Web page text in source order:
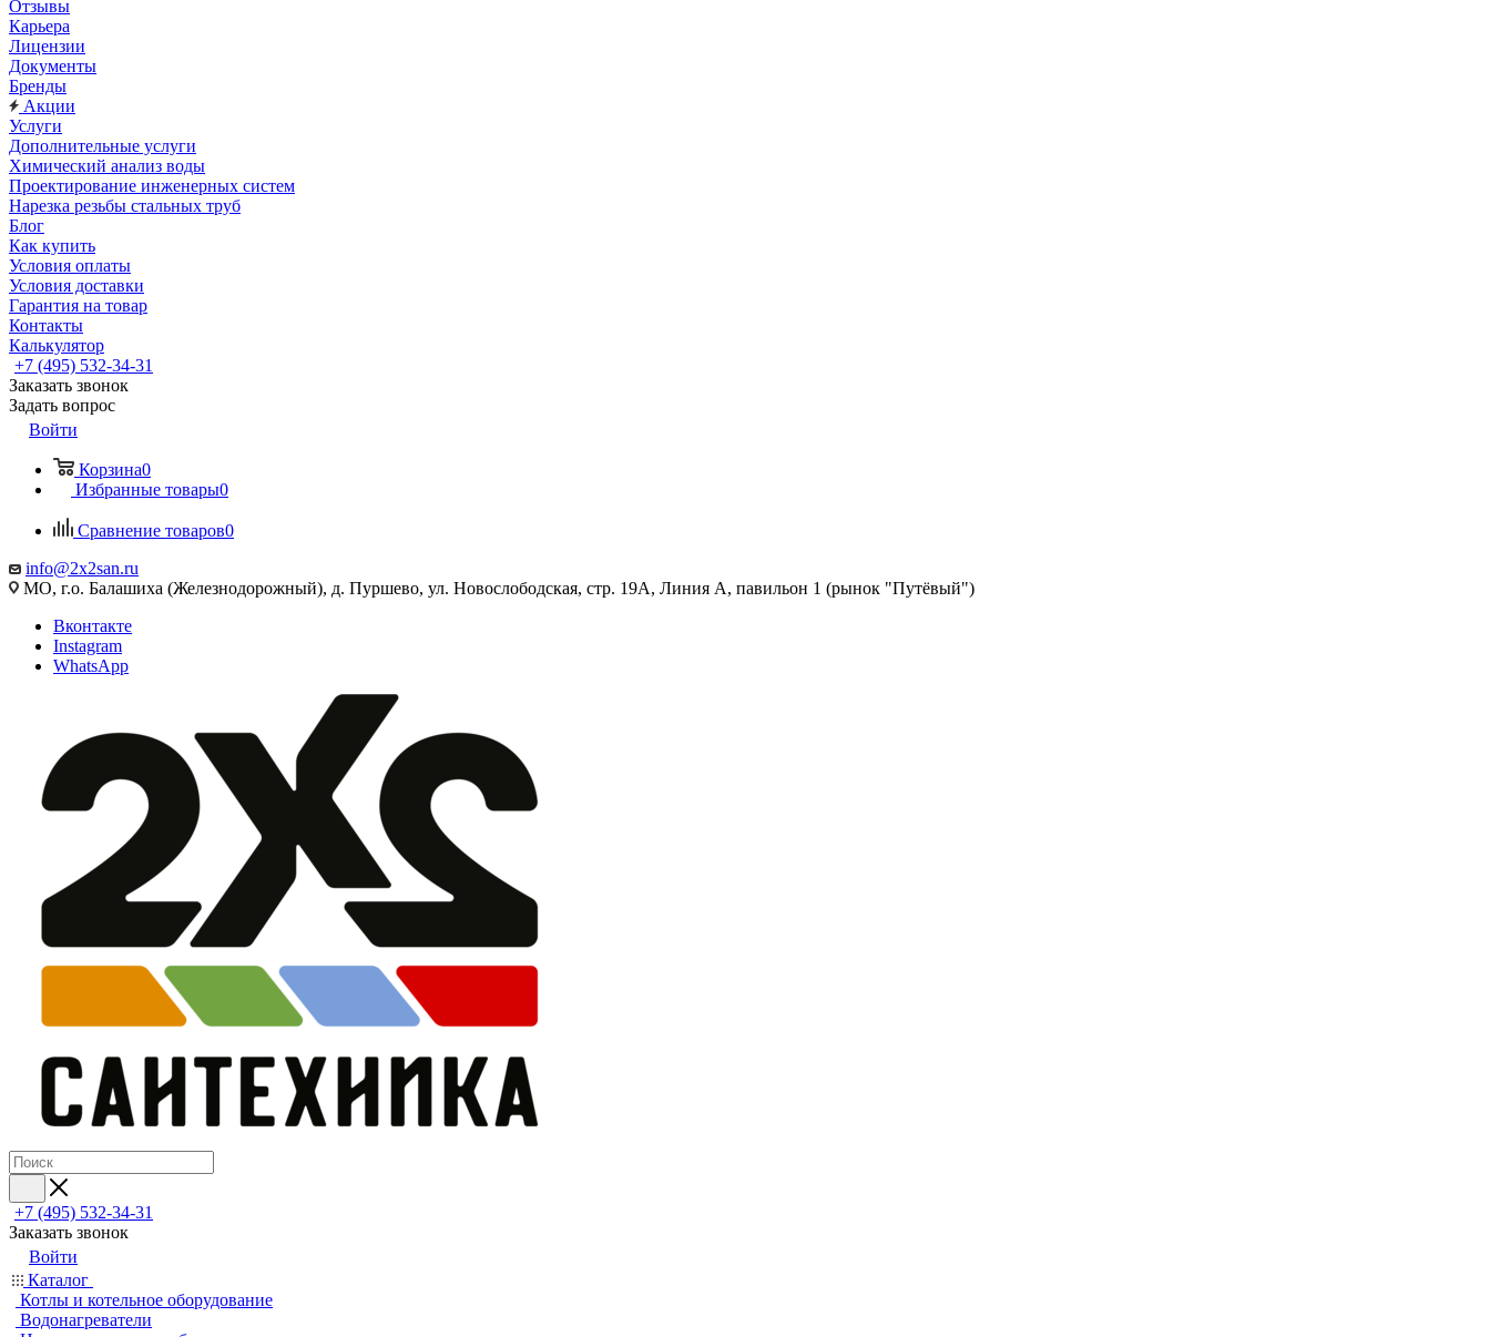
Отзывы
Карьера
Лицензии
Документы
Бренды
Акции
Услуги
Дополнительные услуги
Химический анализ воды
Проектирование инженерных систем
Нарезка резьбы стальных труб
Блог
Как купить
Условия оплаты
Условия доставки
Гарантия на товар
Контакты
Калькулятор
+7 (495) 532‑34‑31
Заказать звонок
Задать вопрос
Войти
Корзина0
Избранные товары0
Сравнение товаров0
info@2x2san.ru
МО, г.о. Балашиха (Железнодорожный), д. Пуршево, ул. Новослободская, стр. 19А, Линия А, павильон 1 (рынок "Путёвый")
Вконтакте
Instagram
WhatsApp
+7 (495) 532‑34‑31
Заказать звонок
Войти
Каталог
Котлы и котельное оборудование
Водонагреватели